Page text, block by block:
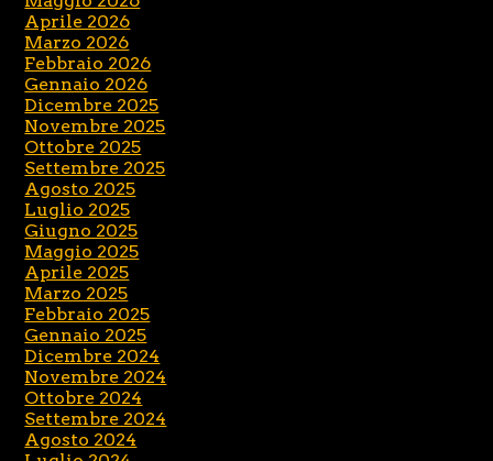
Aprile 2026
Marzo 2026
Febbraio 2026
Gennaio 2026
Dicembre 2025
Novembre 2025
Ottobre 2025
Settembre 2025
Agosto 2025
Luglio 2025
Giugno 2025
Maggio 2025
Aprile 2025
Marzo 2025
Febbraio 2025
Gennaio 2025
Dicembre 2024
Novembre 2024
Ottobre 2024
Settembre 2024
Agosto 2024